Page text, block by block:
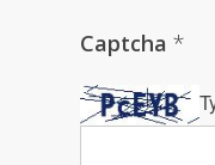
Captcha*